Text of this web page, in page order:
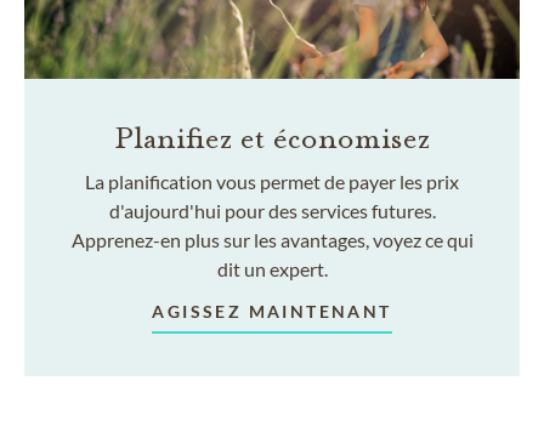
Planifiez et économisez
La planification vous permet de payer les prix
d'aujourd'hui pour des services futures.
Apprenez-en plus sur les avantages, voyez ce qui
dit un expert.
AGISSEZ MAINTENANT